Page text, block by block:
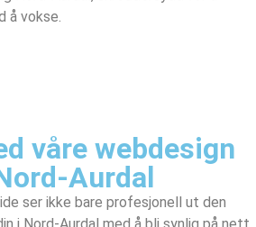
å vokse.
våre webdesign
Aurdal
ser ikke bare profesjonell ut den